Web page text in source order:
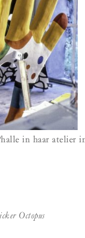
in haar atelier
Octopus